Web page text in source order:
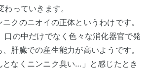
わっていきます。
クのニオイの正体というわけです。
口の中だけでなく色々な消化器官で発
肝臓での産生能力が高いようです。
となくニンニク臭い…」と感じたとき